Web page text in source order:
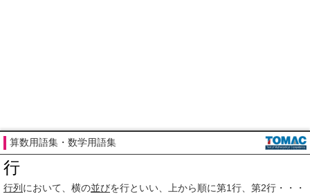
算数用語集・数学用語集
行
行列 において、横の並びを行といい、上から順に第1行、第2行・・・